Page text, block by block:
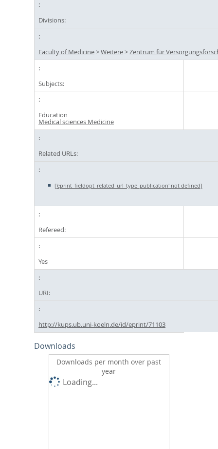
Divisions:
Faculty of Medicine>Weitere>Zentrum für
Subjects:
Education
Medical sciences Medicine
Related URLs:
['eprint_fieldopt_related_url_type_publication' not defined]
Refereed:
Yes
URI:
http://kups.ub.uni-koeln.de/id/eprint/71103
Downloads
Downloads per month over past
year
Loading...